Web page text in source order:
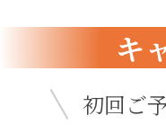
キ
初回ご